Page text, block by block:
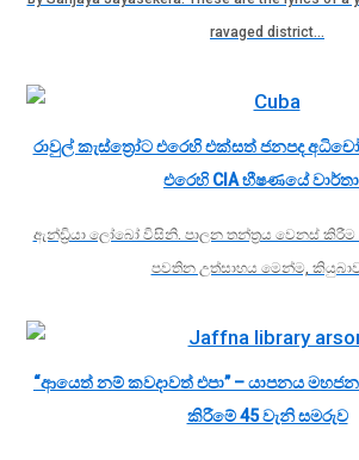
ravaged district…
රාවුල් කැස්ත්‍රෝට එරෙහි එක්සත් ජනපද
එරෙහි CIA භීෂණයේ
ඇන්ඩ්‍රියා ලෝබෝ විසිනි. පාලන තන්ත්‍රය වෙනස් කිරීම
පවතින උත්සාහය මෙන්ම,
“ආයෙත් නම් කවදාවත් එපා” – යාපනය
කිරීමේ 45 වැනි සමරුව